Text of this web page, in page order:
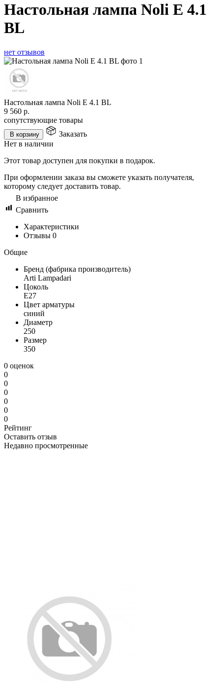
Настольная лампа Noli E 4.1
BL
нет отзывов
Настольная лампа Noli E 4.1 BL
9 560 р.
сопутствующие товары
В корзину
Заказать
Нет в наличии
Этот товар доступен для покупки в подарок.
При оформлении заказа вы сможете указать получателя,
которому следует доставить товар.
В избранное
Сравнить
Характеристики
Отзывы 0
Общие
Бренд (фабрика производитель)
Arti Lampadari
Цоколь
E27
Цвет арматуры
синий
Диаметр
250
Размер
350
0 оценок
0
0
0
0
0
0
Рейтинг
Оставить отзыв
Недавно просмотренные